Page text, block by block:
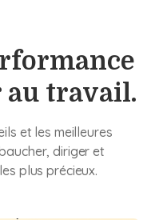
au travail.
et les meilleures
diriger et
plus précieux.